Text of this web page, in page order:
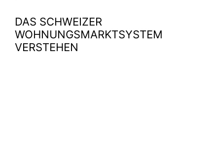
DAS SCHWEIZER
WOHNUNGSMARKTSYSTEM
VERSTEHEN